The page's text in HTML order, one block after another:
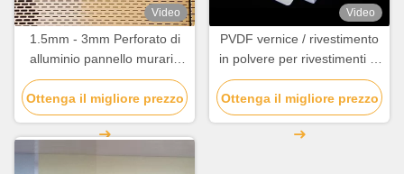
Video
1.5mm - 3mm Perforato di
alluminio pannello murario
decorativo resistenza
chimica
Ottenga il migliore prezzo
Video
PVDF vernice / rivestimento
in polvere per rivestimenti di
facciata
Ottenga il migliore prezzo